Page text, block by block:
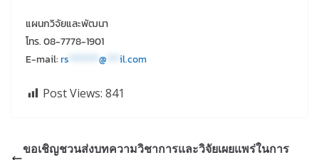
แผนกวิจัยและพัฒนา
โทร. 08-7778-1901
E-mail:rs ******* @ *** il.com
Post Views: 841
ขอเชิญชวนส่งบทความวิชาการและวิจัยเผยแพร่ในการ